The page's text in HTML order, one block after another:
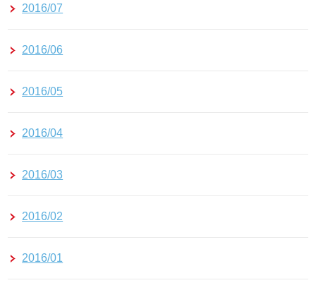
2016/07
2016/06
2016/05
2016/04
2016/03
2016/02
2016/01